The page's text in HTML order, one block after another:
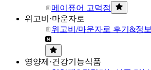
메이퓨어 고덕점
위고비·마운자로
위고비/마운자로 후기&정보
영양제·건강기능식품